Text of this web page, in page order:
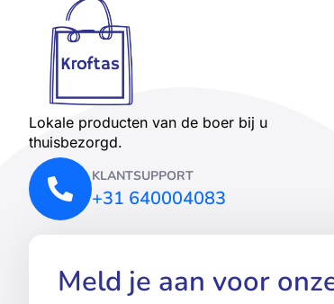
Lokale producten van de boer bij u
thuisbezorgd.
KLANTSUPPORT
+31 640004083
Meld je aan voor